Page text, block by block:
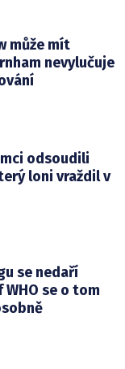
může mít
nevylučuje
odsoudili
loni vraždil v
se nedaří
se o tom